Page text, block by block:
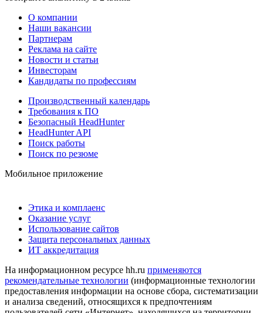
О компании
Наши вакансии
Партнерам
Реклама на сайте
Новости и статьи
Инвесторам
Кандидаты по профессиям
Производственный календарь
Требования к ПО
Безопасный HeadHunter
HeadHunter API
Поиск работы
Поиск по резюме
Мобильное приложение
Этика и комплаенс
Оказание услуг
Использование сайтов
Защита персональных данных
ИТ аккредитация
На информационном ресурсе hh.ru применяются
рекомендательные технологии (информационные технологии
предоставления информации на основе сбора, систематизации
и анализа сведений, относящихся к предпочтениям